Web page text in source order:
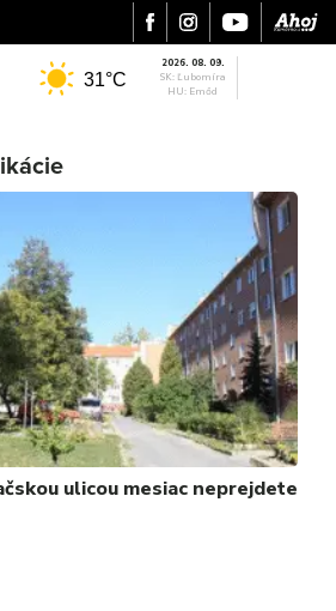
KULTÚRA
FOTKY
VIDEO
MIX
31°C
2026. 08. 09.
SK: Ľubomíra
HU: Emőd
ulicou mesiac neprejdete